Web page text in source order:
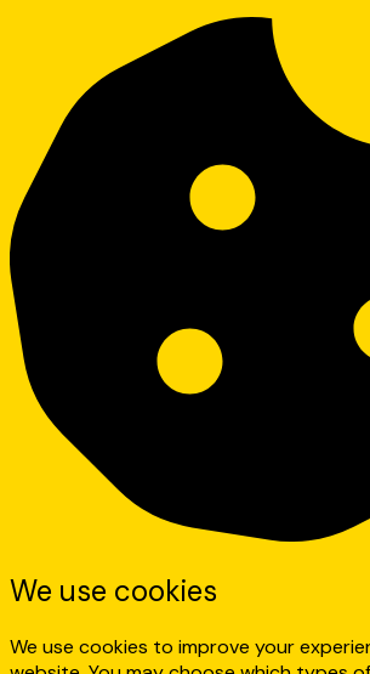
We use cookies
We use cookies to improve your